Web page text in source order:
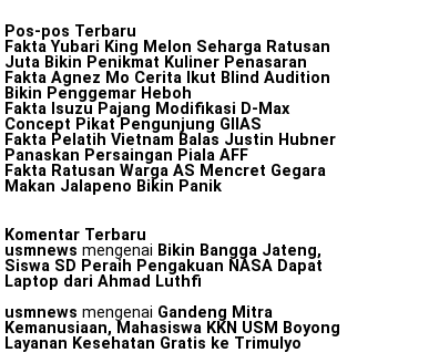
Pos-pos Terbaru
Fakta Yubari King Melon Seharga Ratusan
Juta Bikin Penikmat Kuliner Penasaran
Fakta Agnez Mo Cerita Ikut Blind Audition
Bikin Penggemar Heboh
Fakta Isuzu Pajang Modifikasi D-Max
Concept Pikat Pengunjung GIIAS
Fakta Pelatih Vietnam Balas Justin Hubner
Panaskan Persaingan Piala AFF
Fakta Ratusan Warga AS Mencret Gegara
Makan Jalapeno Bikin Panik
Komentar Terbaru
usmnews mengenai Bikin Bangga Jateng,
Siswa SD Peraih Pengakuan NASA Dapat
Laptop dari Ahmad Luthfi
usmnews mengenai Gandeng Mitra
Kemanusiaan, Mahasiswa KKN USM Boyong
Layanan Kesehatan Gratis ke Trimulyo